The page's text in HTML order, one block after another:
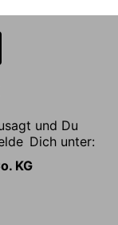
und Du
Dich unter:
KG